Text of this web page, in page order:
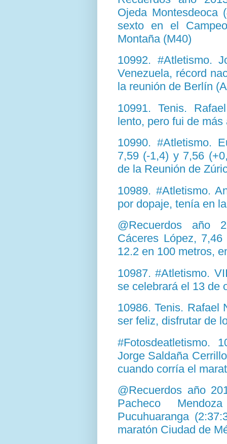
Ojeda Montesdeoca
sexto en el
Montaña (M40)
10992. #Atletismo.
Venezuela, récord
la reunión de Berlín
10991. Tenis.
lento, pero fui de más
10990. #Atletismo.
7,59 (-1,4) y 7,56
de la Reunión de
10989. #Atletismo.
por dopaje, tenía en
@Recuerdos año
Cáceres López,
12.2 en 100 metros,
10987. #Atletismo.
se celebrará el 13 de
10986. Tenis. Rafael
ser feliz, disfrutar de
#Fotosdeatletismo.
Jorge Saldaña
cuando corría el
@Recuerdos año
Pacheco
Pucuhuaranga
maratón Ciudad de